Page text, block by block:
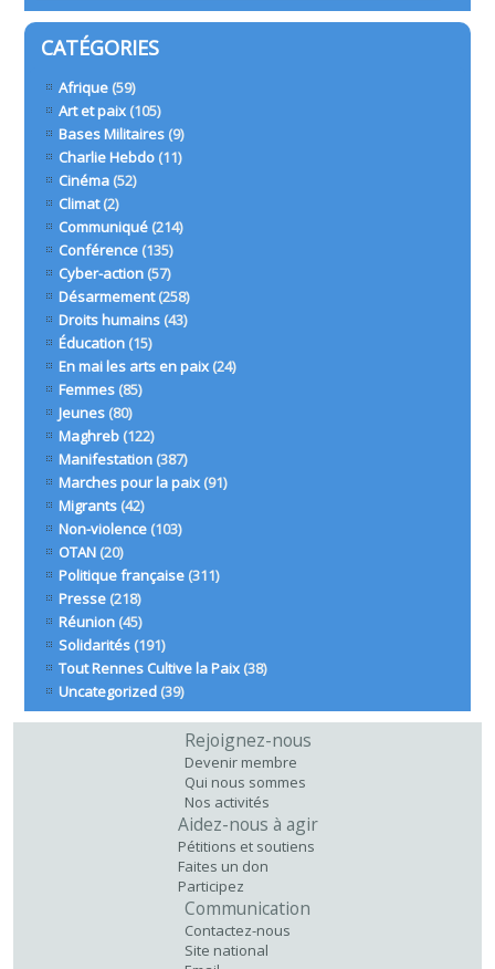
CATÉGORIES
Afrique (59)
Art et paix (105)
Bases Militaires (9)
Charlie Hebdo (11)
Cinéma (52)
Climat(2)
Communiqué (214)
Conférence (135)
Cyber-action (57)
Désarmement(258)
Droits humains (43)
Éducation (15)
En mai les arts en paix (24)
Femmes (85)
Jeunes (80)
Maghreb (122)
Manifestation (387)
Marches pour la paix (91)
Migrants (42)
Non-violence (103)
OTAN (20)
Politique française (311)
Presse (218)
Réunion (45)
Solidarités (191)
Tout Rennes Cultive la Paix (38)
Uncategorized (39)
Rejoignez-nous
Devenir membre
Qui nous sommes
Nos activités
Aidez-nous à agir
Pétitions et soutiens
Faites un don
Participez
Communication
Contactez-nous
Site national